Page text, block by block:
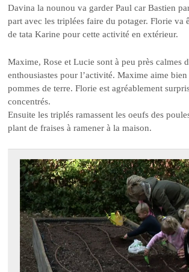
Davina la nounou va garder Paul car Bastien
part avec les triplées faire du potager. Florie va
de tata Karine pour cette activité en extérieur.
Maxime, Rose et Lucie sont à peu près calmes
enthousiastes pour l’activité. Maxime aime
pommes de terre. Florie est agréablement
concentrés.
Ensuite les triplés ramassent les oeufs des
plant de fraises à ramener à la maison.